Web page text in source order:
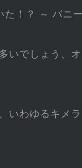
！？ ～ バニ
いでしょう、
いわゆるキメ